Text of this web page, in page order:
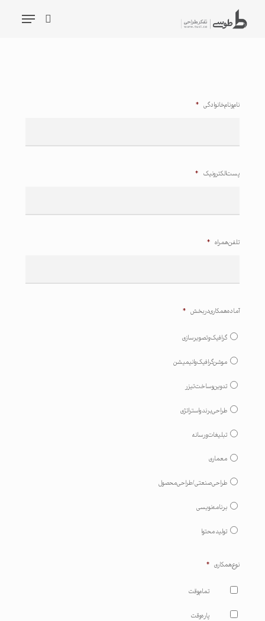
فهرست
نام و نام خانوادگی *
پست الکترونیک *
تلفن همراه *
آماده همکاری در بخش *
گرافیک و تصویرسازی
موشن گرافیک و انیمیشن
تدوین و ساخت تیزر
طراحی برند و استراتژی
تبلیغات و رسانه
معماری
طراحی صنعتی / طراحی محصول
برنامه نویسی
تولید محتوا
نوع همکاری *
تمام وقت
پاره وقت